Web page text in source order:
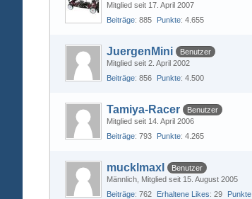
Mitglied seit 17. April 2007
Beiträge 885 Punkte 4.655
JuergenMini
Benutzer
Mitglied seit 2. April 2002
Beiträge 856 Punkte 4.500
Tamiya-Racer
Benutzer
Mitglied seit 14. April 2006
Beiträge 793 Punkte 4.265
mucklmaxl
Benutzer
Männlich Mitglied seit 15. August 2005
Beiträge 762 Erhaltene Likes 29 Punkte